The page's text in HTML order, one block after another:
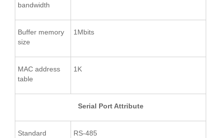
bandwidth
Buffer memory
size
1Mbits
MAC address
table
1K
Serial Port Attribute
Standard RS-485